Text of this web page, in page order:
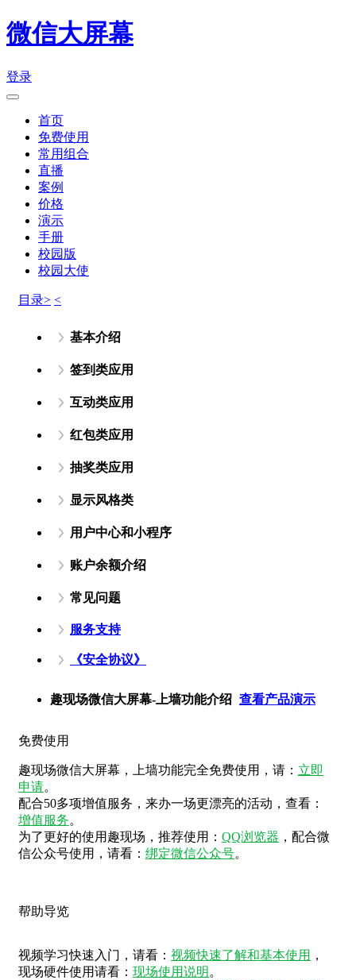
微信大屏幕
登录
首页
免费使用
常用组合
直播
案例
价格
演示
手册
校园版
校园大使
目录> <
基本介绍
签到类应用
互动类应用
红包类应用
抽奖类应用
显示风格类
用户中心和小程序
账户余额介绍
常见问题
服务支持
《安全协议》
趣现场微信大屏幕-上墙功能介绍 查看产品演示
免费使用
趣现场微信大屏幕，上墙功能完全免费使用，请： 立即
申请。
配合50多项增值服务，来办一场更漂亮的活动，查看：
增值服务。
为了更好的使用趣现场，推荐使用： QQ浏览器 ，配合微
信公众号使用，请看： 绑定微信公众号。
帮助导览
视频学习快速入门，请看： 视频快速了解和基本使用 ，
现场硬件使用请看： 现场使用说明。